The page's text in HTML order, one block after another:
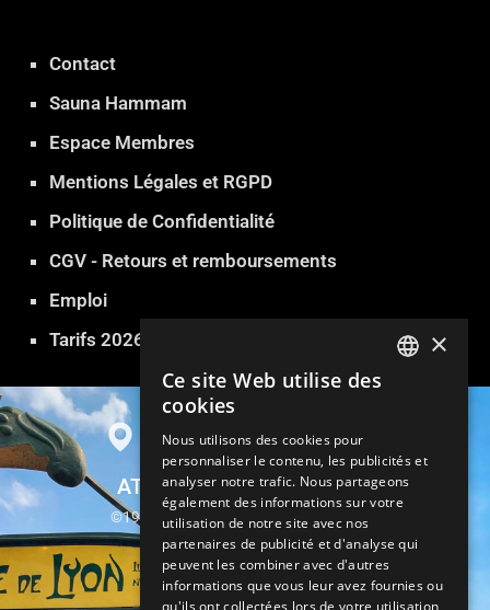
Contact
Sauna Hammam
Espace Membres
Mentions Légales et RGPD
Politique de Confidentialité
CGV - Retours et remboursements
Emploi
Tarifs 2026
ATLANTIDE SAUNA PARIS
©1999-2026 Atlantide Sauna Hammam
13, rue Parrot 75012 Paris
Métro Gare de Lyon
FRENCH
GERMAN
ITALIAN
SPANISH
TURKISH
×
Ce site Web utilise des
cookies
Nous utilisons des cookies pour
personnaliser le contenu, les publicités et
analyser notre trafic. Nous partageons
également des informations sur votre
utilisation de notre site avec nos
partenaires de publicité et d'analyse qui
peuvent les combiner avec d'autres
informations que vous leur avez fournies ou
qu'ils ont collectées lors de votre utilisation